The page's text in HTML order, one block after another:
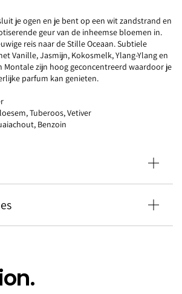
je ogen en je bent op een wit zandstrand en
geur van de inheemse bloemen in.
reis naar de Stille Oceaan. Subtiele
Vanille, Jasmijn, Kokosmelk, Ylang-Ylang en
Montale zijn hoog geconcentreerd waardoor je
parfum kan genieten.
Tuberoos, Vetiver
Benzoin